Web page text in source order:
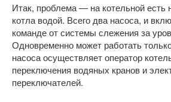
Итак, проблема — на котельной есть
котла водой. Всего два насоса, и
команде от системы слежения за
Одновременно может работать
насоса осуществляет оператор
переключения водяных кранов и
переключателей.